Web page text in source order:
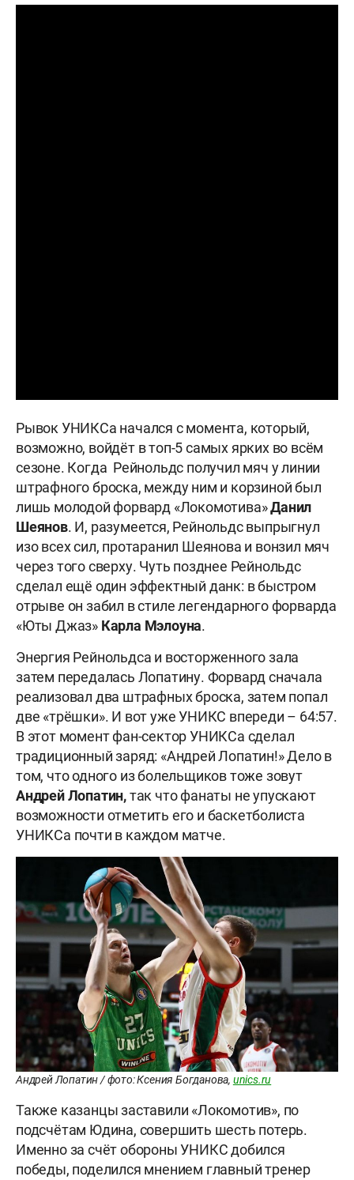
Рывок УНИКСа начался с момента, который,
возможно, войдёт в топ-5 самых ярких во всём
сезоне. Когда Рейнольдс получил мяч у линии
штрафного броска, между ним и корзиной был
лишь молодой форвард «Локомотива»Данил
Шеянов. И, разумеется, Рейнольдс выпрыгнул
изо всех сил, протаранил Шеянова и вонзил мяч
через того сверху. Чуть позднее Рейнольдс
сделал ещё один эффектный данк: в быстром
отрыве он забил в стиле легендарного форварда
«Юты Джаз» Карла Мэлоуна.
Энергия Рейнольдса и восторженного зала
затем передалась Лопатину. Форвард сначала
реализовал два штрафных броска, затем попал
две «трёшки». И вот уже УНИКС впереди – 64:57.
В этот момент фан-сектор УНИКСа сделал
традиционный заряд: «Андрей Лопатин!» Дело в
том, что одного из болельщиков тоже зовут
Андрей Лопатин,так что фанаты не упускают
возможности отметить его и баскетболиста
УНИКСа почти в каждом матче.
Андрей Лопатин / фото: Ксения Богданова, unics.ru
Также казанцы заставили «Локомотив», по
подсчётам Юдина, совершить шесть потерь.
Именно за счёт обороны УНИКС добился
победы, поделился мнением главный тренер